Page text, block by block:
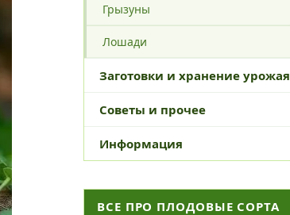
Грызуны
Лошади
Заготовки и хранение урожая
Советы и прочее
Информация
ВСЕ ПРО ПЛОДОВЫЕ СОРТА